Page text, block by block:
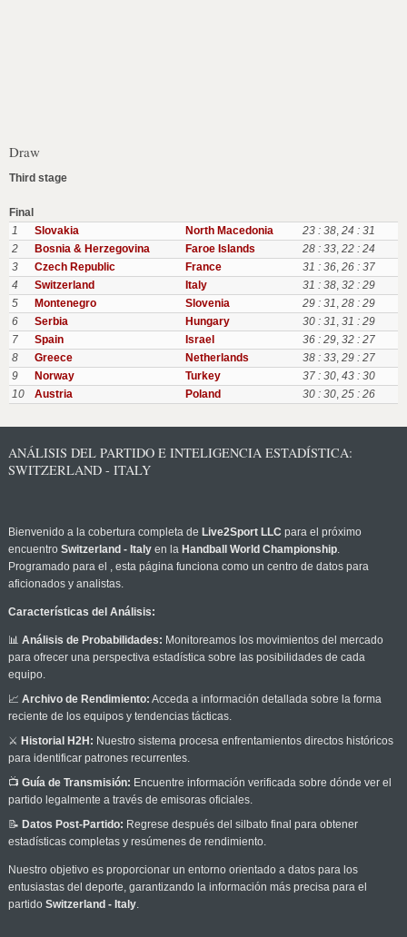
Draw
Third stage
Final
1
Slovakia North Macedonia 23 : 38, 24 : 31
2
Bosnia & Herzegovina Faroe Islands 28 : 33, 22 : 24
3
Czech Republic France 31 : 36, 26 : 37
4
Switzerland Italy 31 : 38, 32 : 29
5
Montenegro Slovenia 29 : 31, 28 : 29
6
Serbia Hungary 30 : 31, 31 : 29
7
Spain Israel 36 : 29, 32 : 27
8
Greece Netherlands 38 : 33, 29 : 27
9
Norway Turkey 37 : 30, 43 : 30
10
Austria Poland 30 : 30, 25 : 26
ANÁLISIS DEL PARTIDO E INTELIGENCIA ESTADÍSTICA:
SWITZERLAND - ITALY
Bienvenido a la cobertura completa de Live2Sport LLC para el próximo
encuentro Switzerland - Italyen la Handball World Championship.
Programado para el , esta página funciona como un centro de datos para
aficionados y analistas.
Características del Análisis:
📊 Análisis de Probabilidades: Monitoreamos los movimientos del mercado
para ofrecer una perspectiva estadística sobre las posibilidades de cada
equipo.
📈 Archivo de Rendimiento: Acceda a información detallada sobre la forma
reciente de los equipos y tendencias tácticas.
⚔️ Historial H2H: Nuestro sistema procesa enfrentamientos directos históricos
para identificar patrones recurrentes.
📺 Guía de Transmisión: Encuentre información verificada sobre dónde ver el
partido legalmente a través de emisoras oficiales.
📝 Datos Post-Partido: Regrese después del silbato final para obtener
estadísticas completas y resúmenes de rendimiento.
Nuestro objetivo es proporcionar un entorno orientado a datos para los
entusiastas del deporte, garantizando la información más precisa para el
partido Switzerland - Italy.